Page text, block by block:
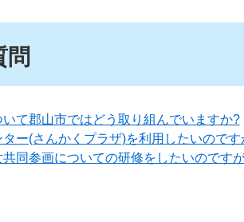
問
て郡山市ではどう取り組んでいますか?
ー(さんかくプラザ)を利用したいので
同参画についての研修をしたいのです